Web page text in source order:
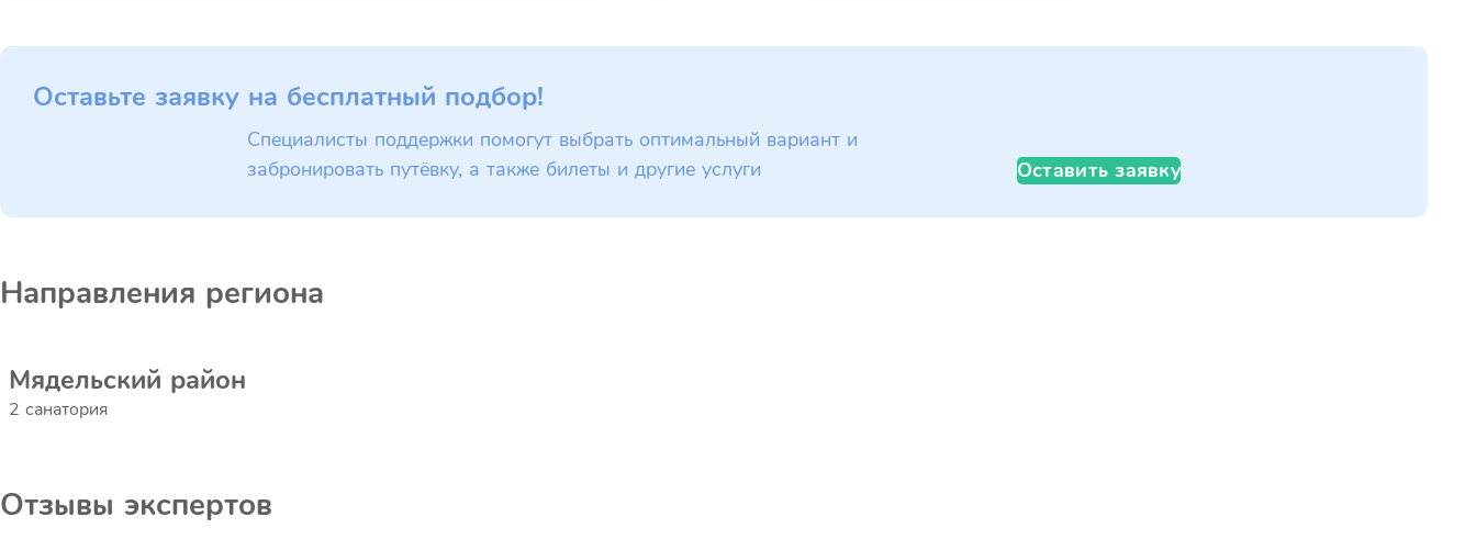
Оставьте заявку на бесплатный подбор!
Специалисты поддержки помогут выбрать оптимальный вариант и
забронировать путёвку, а также билеты и другие услуги
Оставить заявку
Направления региона
Мядельский район
2 санатория
Отзывы экспертов